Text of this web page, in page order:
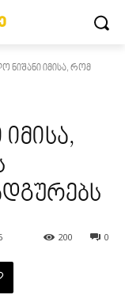
ნიშანი იმისა, რომ
0
200